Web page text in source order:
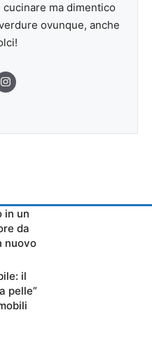
ma dimentico
ovunque, anche
in un
da
nuovo
il
pelle”